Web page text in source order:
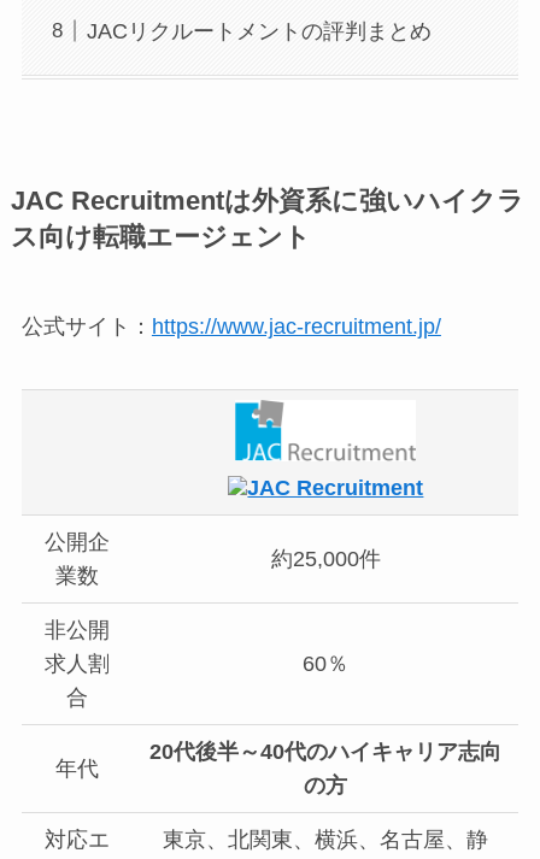
JACリクルートメントの評判まとめ
JAC Recruitmentは外資系に強いハイクラ
ス向け転職エージェント
公式サイト： https://www.jac-recruitment.jp/
JAC Recruitment
公開企
業数
約25,000件
非公開
求人割
合
60％
年代
20代後半～40代のハイキャリア志向
の方
対応エ
東京、北関東、横浜、名古屋、静